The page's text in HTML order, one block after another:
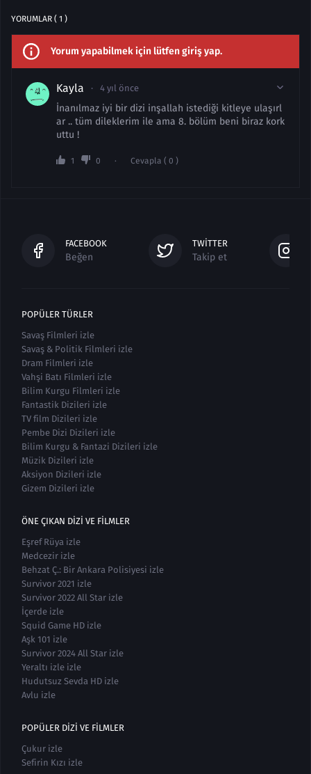
YORUMLAR ( 1 )
Yorum yapabilmek için lütfen giriş yap.
Kayla 4 yıl önce
İnanılmaz iyi bir dizi inşallah istediği kitleye ulaşırl
ar .. tüm dileklerim ile ama 8. bölüm beni biraz kork
uttu !
1 0 Cevapla ( 0 )
FACEBOOK
Beğen
TWITTER
Takip et
POPÜLER TÜRLER
Savaş Filmleri izle
Savaş & Politik Filmleri izle
Dram Filmleri izle
Vahşi Batı Filmleri izle
Bilim Kurgu Filmleri izle
Fantastik Dizileri izle
TV film Dizileri izle
Pembe Dizi Dizileri izle
Bilim Kurgu & Fantazi Dizileri izle
Müzik Dizileri izle
Aksiyon Dizileri izle
Gizem Dizileri izle
ÖNE ÇIKAN DIZI VE FILMLER
Eşref Rüya izle
Medcezir izle
Behzat Ç.: Bir Ankara Polisiyesi izle
Survivor 2021 izle
Survivor 2022 All Star izle
İçerde izle
Squid Game HD izle
Aşk 101 izle
Survivor 2024 All Star izle
Yeraltı izle izle
Hudutsuz Sevda HD izle
Avlu izle
POPÜLER DIZI VE FILMLER
Çukur izle
Sefirin Kızı izle